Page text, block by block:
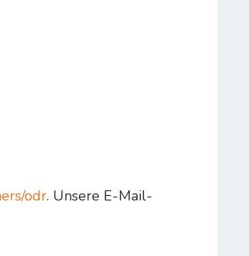
odr. Unsere E-Mail-